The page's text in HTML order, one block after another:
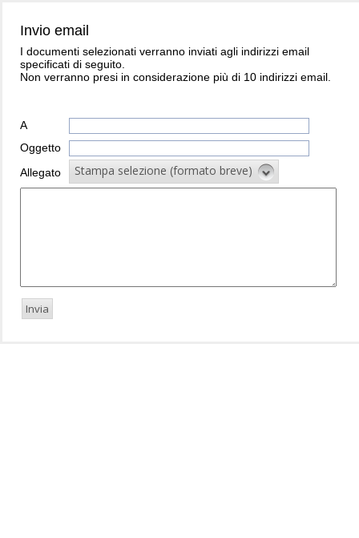
Invio email
I documenti selezionati verranno inviati agli indirizzi email
specificati di seguito.
Non verranno presi in considerazione più di 10 indirizzi email.
A
Oggetto
Allegato
Stampa selezione (formato breve)